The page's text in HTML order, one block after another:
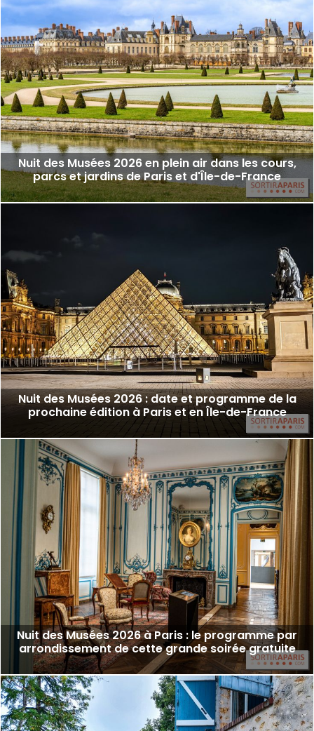
Nuit des Musées 2026 en plein air dans les cours,
parcs et jardins de Paris et d'Île-de-France
Nuit des Musées 2026 : date et programme de la
prochaine édition à Paris et en Île-de-France
Nuit des Musées 2026 à Paris : le programme par
arrondissement de cette grande soirée gratuite